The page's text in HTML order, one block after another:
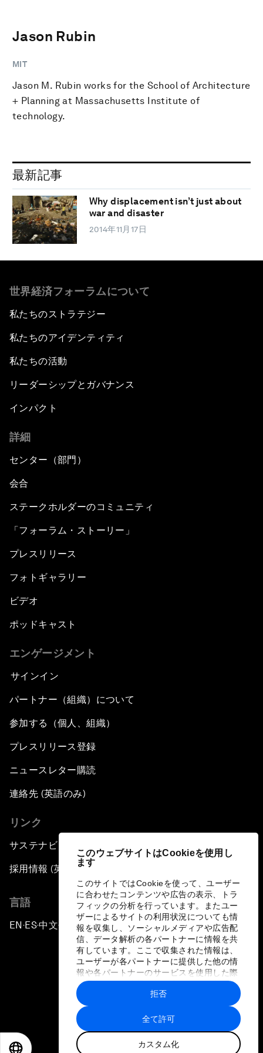
このウェブサイトはCookieを使用し
ます
このサイトではCookieを使って、ユーザー
に合わせたコンテンツや広告の表示、トラ
フィックの分析を行っています。またユー
ザーによるサイトの利用状況についても情
報を収集し、ソーシャルメディアや広告配
信、データ解析の各パートナーに情報を共
有しています。ここで収集された情報は、
ユーザーが各パートナーに提供した他の情
報や各パートナーのサービスを使用した際
に収集された情報と組み合わされ、各パー
トナーによって使用されることがありま
す。
全て許可
カスタム化
拒否
Jason Rubin
MIT
Jason M. Rubin works for the School of Architecture
+ Planning at Massachusetts Institute of
technology.
最新記事
Why displacement isn’t just about
war and disaster
2014年11月17日
世界経済フォーラムについて
私たちのストラテジー
私たちのアイデンティティ
私たちの活動
リーダーシップとガバナンス
インパクト
詳細
センター（部門）
会合
ステークホルダーのコミュニティ
「フォーラム・ストーリー」
プレスリリース
フォトギャラリー
ビデオ
ポッドキャスト
エンゲージメント
サインイン
パートナー（組織）について
参加する（個人、組織）
プレスリリース登録
ニュースレター購読
連絡先 (英語のみ)
リンク
サステナビリティへの取り組み
採用情報 (英語のみ)
言語
EN ▪ES▪中文▪ 日本語
プライバシーポリシーと利用規約
サイトマップ
©
世界経済フォーラム